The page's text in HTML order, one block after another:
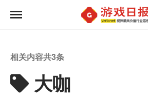
相关内容共3条
大咖